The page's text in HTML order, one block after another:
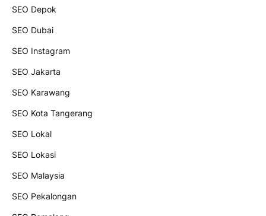
SEO Depok
SEO Dubai
SEO Instagram
SEO Jakarta
SEO Karawang
SEO Kota Tangerang
SEO Lokal
SEO Lokasi
SEO Malaysia
SEO Pekalongan